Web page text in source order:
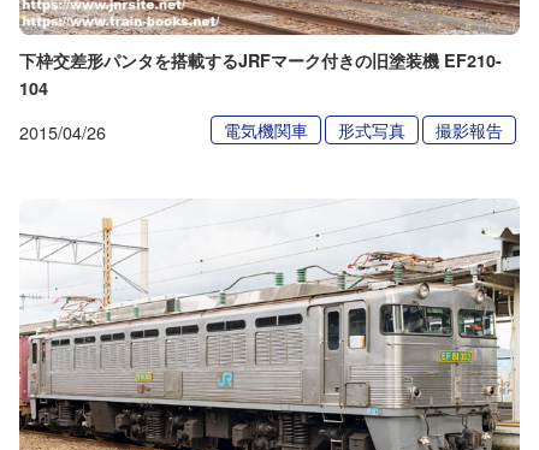
下枠交差形パンタを搭載するJRFマーク付きの旧塗装機 EF210-
104
2015/04/26 電気機関車 形式写真 撮影報告